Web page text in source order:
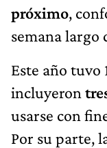
próximo,
semana largo
Este año tuvo
incluyeron
usarse con
Por su parte,